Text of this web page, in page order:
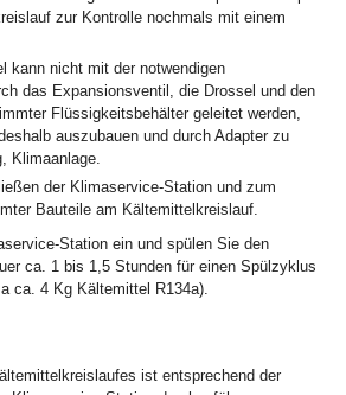
zur Kontrolle nochmals mit einem
kann nicht mit der notwendigen
das Expansionsventil, die Drossel und den
Flüssigkeitsbehälter geleitet werden,
auszubauen und durch Adapter zu
Klimaanlage.
der Klimaservice-Station und zum
Bauteile am Kältemittelkreislauf.
Station ein und spülen Sie den
ca. 1 bis 1,5 Stunden für einen Spülzyklus
ca. 4 Kg Kältemittel R134a).
ist entsprechend der